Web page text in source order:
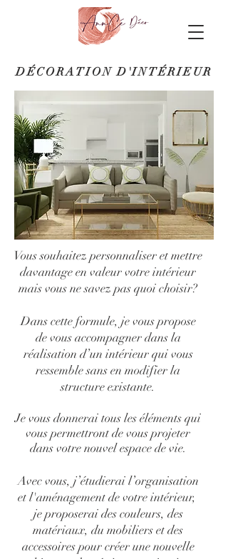
DÉCORATIOND'INTÉRIEUR
Vous souhaitez personnaliser et mettre
davantage en valeur votre intérieur
mais vous ne savez pas quoi choisir?
Dans cette formule, je vous propose
de vous accompagner dans la
réalisation d’un intérieur qui vous
ressemble sans en modifier la
structure existante.
Je vous donnerai tous les éléments qui
vous permettront de vous projeter
dans votre nouvel espace de vie.
Avec vous, j’étudierai l’organisation
et l'aménagement de votre intérieur,
je proposerai des couleurs, des
matériaux, du mobiliers et des
accessoires pour créer une nouvelle